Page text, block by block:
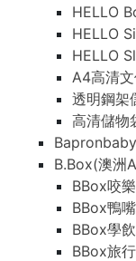
HELLO
HELLO
HELLO
A4高清
透明鋼架
高清儲物
B.Box(澳洲
BBox咬
BBox鴨
BBox學
BBox旅